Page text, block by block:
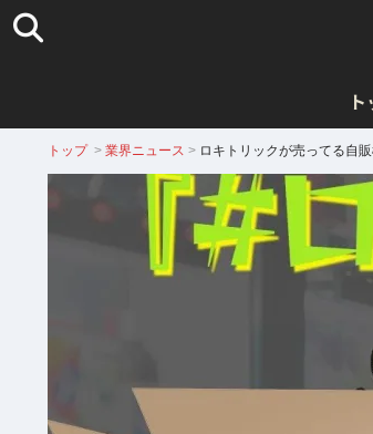
トップ > 業界ニュース > ロキトリックが売ってる自